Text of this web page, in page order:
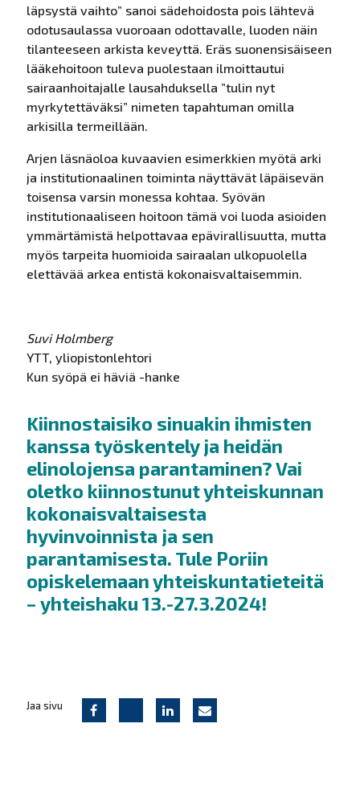
läpsystä vaihto” sanoi sädehoidosta pois lähtevä
odotusaulassa vuoroaan odottavalle, luoden näin
tilanteeseen arkista keveyttä. Eräs suonensisäiseen
lääkehoitoon tuleva puolestaan ilmoittautui
sairaanhoitajalle lausahduksella ”tulin nyt
myrkytettäväksi” nimeten tapahtuman omilla
arkisilla termeillään.
Arjen läsnäoloa kuvaavien esimerkkien myötä arki
ja institutionaalinen toiminta näyttävät läpäisevän
toisensa varsin monessa kohtaa. Syövän
institutionaaliseen hoitoon tämä voi luoda asioiden
ymmärtämistä helpottavaa epävirallisuutta, mutta
myös tarpeita huomioida sairaalan ulkopuolella
elettävää arkea entistä kokonaisvaltaisemmin.
Suvi Holmberg
YTT, yliopistonlehtori
Kun syöpä ei häviä -hanke
Kiinnostaisiko sinuakin ihmisten
kanssa työskentely ja heidän
elinolojensa parantaminen? Vai
oletko kiinnostunut yhteiskunnan
kokonaisvaltaisesta
hyvinvoinnista ja sen
parantamisesta. Tule Poriin
opiskelemaan yhteiskuntatieteitä
– yhteishaku 13.-27.3.2024!
Jaa sivu